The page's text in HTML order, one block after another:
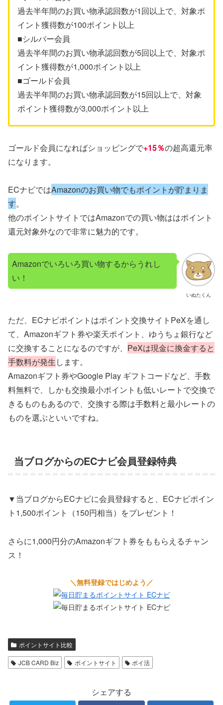
過去半年間のお買い物承認回数が1回以上で、対象ポ
イント獲得数が100ポイント以上
■シルバー会員
過去半年間のお買い物承認回数が5回以上で、対象ポ
イント獲得数が1,000ポイント以上
■ゴールド会員
過去半年間のお買い物承認回数が15回以上で、対象
ポイント獲得数が3,000ポイント以上
ゴールド会員になればショッピングで+15％の超高還元率
になります。
ECナビではAmazonのお買い物でもポイントが貯まりま
す。
他のポイントサイトではAmazonでの買い物ははポイント
還元対象外なので非常に魅力的です。
いぬたくん
Amazonでいろいろ買い物するからうれし
い！
ただ、ECナビポイントはポイント交換サイトPeXを通し
て、Amazonギフト券や楽天ポイント、ゆうちょ銀行など
に交換することになるのですが、 PeXは現金に換金すると
手数料が発生します。
Amazonギフト券やGoogle Play ギフトコードなど、手数
料無料で、しかも交換最小ポイントも低いレートで交換で
きるものもあるので、交換する際は手数料と最小レートの
ものを選ぶといいですね。
当ブログからのECナビ会員登録特典
▼当ブログからECナビに会員登録すると、ECナビポイン
ト1,500ポイント（150円相当）をプレゼント！
さらに1,000円分のAmazonギフト券をももらえるチャン
ス！
＼無料登録ではじめよう／
ポイントサイト比較
JCB CARD Biz ポイントサイト ポイ活
シェアする